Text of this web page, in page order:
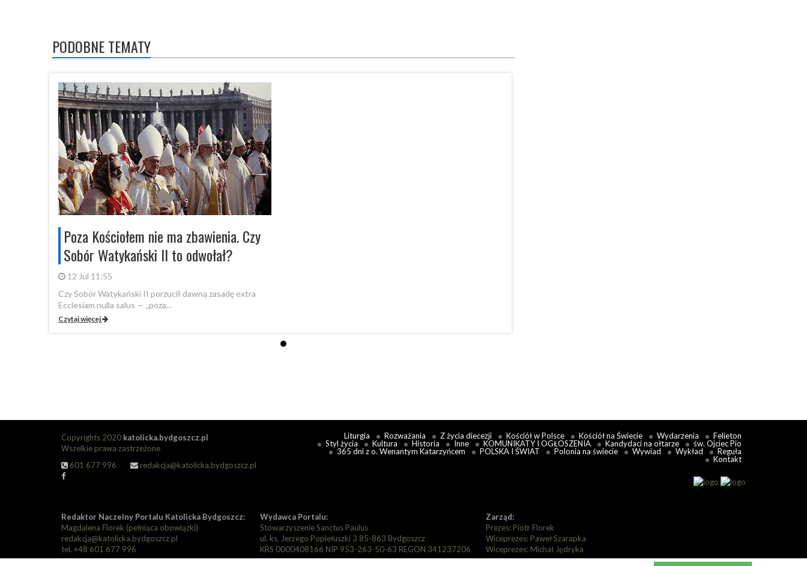
PODOBNE TEMATY
Poza Kościołem nie ma zbawienia. Czy
Sobór Watykański II to odwołał?
12 Jul 11:55
Czy Sobór Watykański II porzucił dawną zasadę extra
Ecclesiam nulla salus — „poza...
Czytaj więcej
Copyrights 2020 katolicka.bydgoszcz.pl
Wszelkie prawa zastrzeżone
601 677 996
redakcja@katolicka.bydgoszcz.pl
Liturgia Rozważania Z życia diecezji Kościół w Polsce Kościół na Świecie Wydarzenia
Felieton
Styl życia
Kultura Historia Inne KOMUNIKATY I OGŁOSZENIA Kandydaci na ołtarze
św. Ojciec Pio
365 dni z o. Wenantym Katarzyńcem
POLSKA I ŚWIAT Polonia na świecie Wywiad Wykład
Reguła
Kontakt
Redaktor Naczelny Portalu Katolicka Bydgoszcz:
Magdalena Florek (pełniąca obowiązki)
redakcja@katolicka.bydgoszcz.pl
tel. +48 601 677 996
Wydawca Portalu:
Stowarzyszenie Sanctus Paulus
ul. ks. Jerzego Popiełuszki 3 85-863 Bydgoszcz
KRS 0000408166 NIP 953-263-50-63 REGON 341237206
Zarząd:
Prezes: Piotr Florek
Wiceprezes: Paweł Szarapka
Wiceprezes: Michał Jędryka